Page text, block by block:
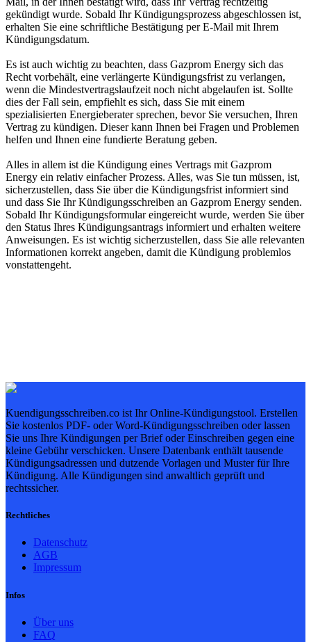
gekündigt wurde. Sobald Ihr Kündigungsprozess abgeschlossen ist,
erhalten Sie eine schriftliche Bestätigung per E-Mail mit Ihrem
Kündigungsdatum.
Es ist auch wichtig zu beachten, dass Gazprom Energy sich das
Recht vorbehält, eine verlängerte Kündigungsfrist zu verlangen,
wenn die Mindestvertragslaufzeit noch nicht abgelaufen ist. Sollte
dies der Fall sein, empfiehlt es sich, dass Sie mit einem
spezialisierten Energieberater sprechen, bevor Sie versuchen, Ihren
Vertrag zu kündigen. Dieser kann Ihnen bei Fragen und Problemen
helfen und Ihnen eine fundierte Beratung geben.
Alles in allem ist die Kündigung eines Vertrags mit Gazprom
Energy ein relativ einfacher Prozess. Alles, was Sie tun müssen, ist,
sicherzustellen, dass Sie über die Kündigungsfrist informiert sind
und dass Sie Ihr Kündigungsschreiben an Gazprom Energy senden.
Sobald Ihr Kündigungsformular eingereicht wurde, werden Sie über
den Status Ihres Kündigungsantrags informiert und erhalten weitere
Anweisungen. Es ist wichtig sicherzustellen, dass Sie alle relevanten
Informationen korrekt angeben, damit die Kündigung problemlos
vonstattengeht.
Kuendigungsschreiben.co ist Ihr Online-Kündigungstool. Erstellen
Sie kostenlos PDF- oder Word-Kündigungsschreiben oder lassen
Sie uns Ihre Kündigungen per Brief oder Einschreiben gegen eine
kleine Gebühr verschicken. Unsere Datenbank enthält tausende
Kündigungsadressen und dutzende Vorlagen und Muster für Ihre
Kündigung. Alle Kündigungen sind anwaltlich geprüft und
rechtssicher.
Rechtliches
Datenschutz
AGB
Impressum
Infos
Über uns
FAQ